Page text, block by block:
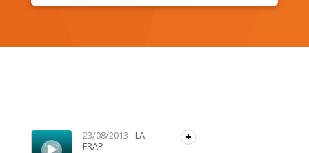
Lecteur audio 23/08/2013 - LA
FRAP
+